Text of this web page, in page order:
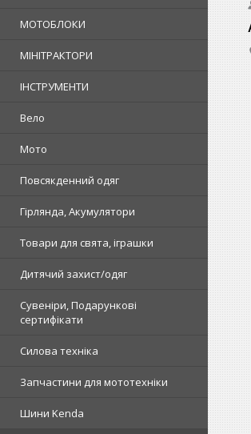
МОТОБЛОКИ
МІНІТРАКТОРИ
ІНСТРУМЕНТИ
Вело
Мото
Повсякденний одяг
Гірлянда, Акумулятори
Товари для свята, іграшки
Дитячий захист/одяг
Сувеніри, Подарункові
сертифікати
Силова техніка
Запчастини для мототехніки
Шини Kenda